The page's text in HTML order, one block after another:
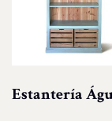
Estantería